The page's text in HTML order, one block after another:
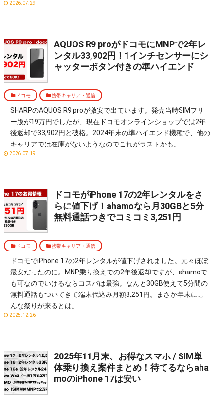
2026.07.29
AQUOS R9 proがドコモにMNPで2年レ
ンタル33,902円！1インチセンサーにシ
ャッターボタン付きの準ハイエンド
ドコモ 携帯キャリア・通信
SHARPのAQUOS R9 proが激安で出ています。発売当時SIMフリ
ー版が19万円でしたが、現在ドコモオンラインショップでは2年
後返却で33,902円と破格。2024年末の準ハイエンド機種で、他の
キャリアでは在庫がないようなのでこれがラストかも。
2026.07.19
ドコモがiPhone 17の2年レンタルをさ
らに値下げ！ahamoなら月30GBと5分
無料通話つきでコミコミ3,251円
ドコモ 携帯キャリア・通信
ドコモでiPhone 17の2年レンタルが値下げされました。元々ほぼ
最安だったのに。MNP乗り換えでの2年後返却ですが、ahamoで
も可なのでいけるならコスパは最強。なんと30GB使えて5分間の
無料通話もついてきて端末代込み月額3,251円。まさか年末にこ
んな祭りが来るとは。
2025.12.26
2025年11月末、お得なスマホ / SIM単
体乗り換え案件まとめ！待てるならaha
moのiPhone 17は安い